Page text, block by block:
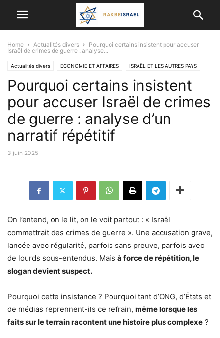
Home Actualités divers
Pourquoi certains insistent pour accuser
Israël de crimes de guerre : analyse...
Actualités divers ECONOMIE ET ​​AFFAIRES ISRAËL ET LES AUTRES PAYS
Pourquoi certains insistent
pour accuser Israël de crimes
de guerre : analyse d’un
narratif répétitif
3 juin 2025
On l’entend, on le lit, on le voit partout : « Israël
commettrait des crimes de guerre ». Une accusation grave,
lancée avec régularité, parfois sans preuve, parfois avec
de lourds sous-entendus. Mais à force de répétition, le
slogan devient suspect.
Pourquoi cette insistance ? Pourquoi tant d’ONG, d’États et
de médias reprennent-ils ce refrain, même lorsque les
faits sur le terrain racontent une histoire plus complexe ?